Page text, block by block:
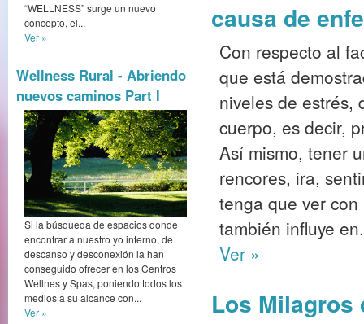
“WELLNESS” surge un nuevo
concepto, el...
Ver »
Wellness Rural - Abriendo
nuevos caminos Part I
Si la búsqueda de espacios donde
encontrar a nuestro yo interno, de
descanso y desconexión la han
conseguido ofrecer en los Centros
Wellnes y Spas, poniendo todos los
medios a su alcance con...
Ver »
causa de
Con respecto al
que está
niveles de estrés,
cuerpo, es decir,
Así mismo, tener
rencores, ira,
tenga que ver
también influye
Ver »
Los Milagros